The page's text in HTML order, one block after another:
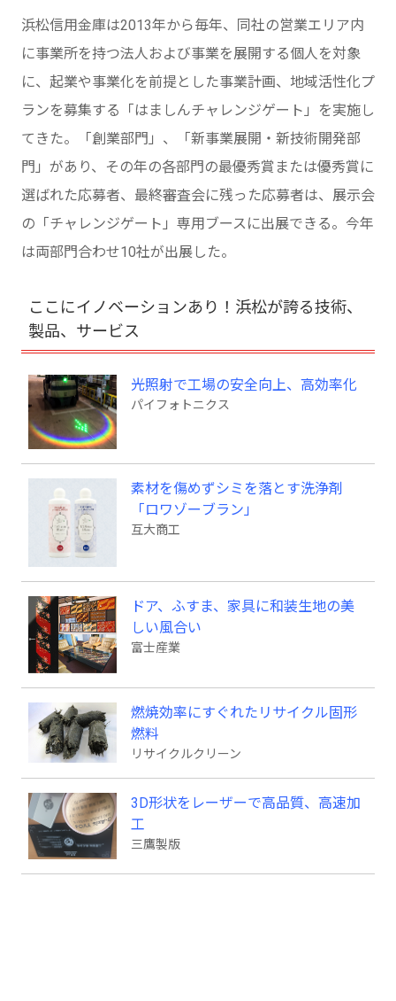
浜松信用金庫は2013年から毎年、同社の営業エリア内
に事業所を持つ法人および事業を展開する個人を対象
に、起業や事業化を前提とした事業計画、地域活性化プ
ランを募集する「はましんチャレンジゲート」を実施し
てきた。「創業部門」、「新事業展開・新技術開発部
門」があり、その年の各部門の最優秀賞または優秀賞に
選ばれた応募者、最終審査会に残った応募者は、展示会
の「チャレンジゲート」専用ブースに出展できる。今年
は両部門合わせ10社が出展した。
ここにイノベーションあり！浜松が誇る技術、
製品、サービス
光照射で工場の安全向上、高効率化
パイフォトニクス
素材を傷めずシミを落とす洗浄剤
「ロワゾーブラン」
互大商工
ドア、ふすま、家具に和装生地の美
しい風合い
富士産業
燃焼効率にすぐれたリサイクル固形
燃料
リサイクルクリーン
3D形状をレーザーで高品質、高速加
工
三鷹製版